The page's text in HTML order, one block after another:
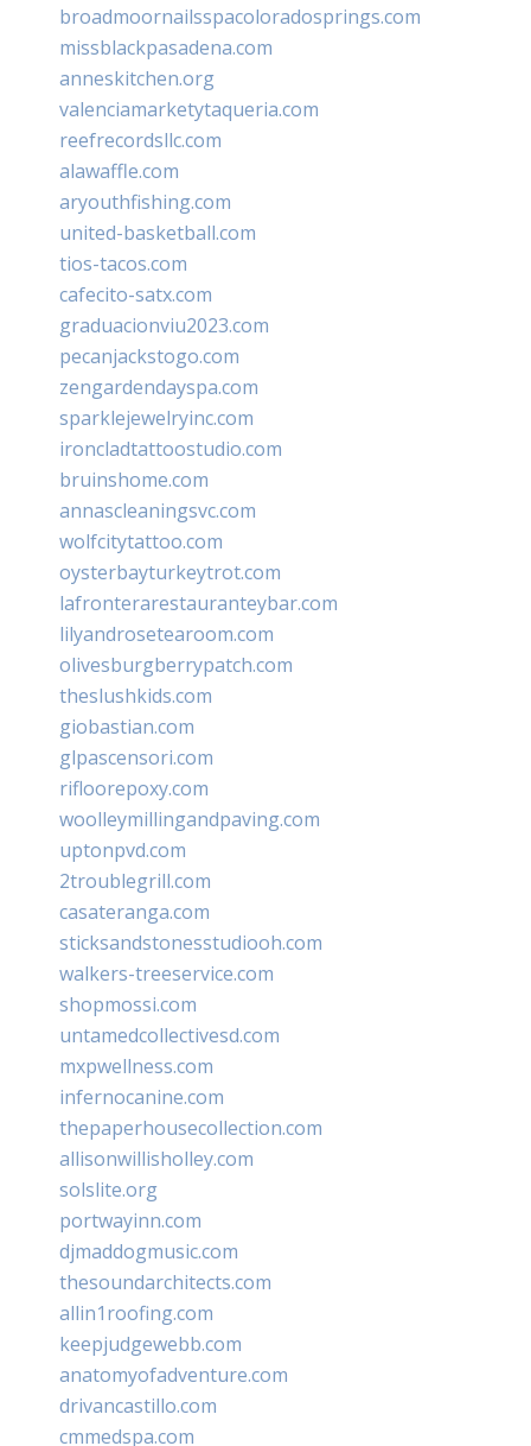
broadmoornailsspacoloradosprings.com
missblackpasadena.com
anneskitchen.org
valenciamarketytaqueria.com
reefrecordsllc.com
alawaffle.com
aryouthfishing.com
united-basketball.com
tios-tacos.com
cafecito-satx.com
graduacionviu2023.com
pecanjackstogo.com
zengardendayspa.com
sparklejewelryinc.com
ironcladtattoostudio.com
bruinshome.com
annascleaningsvc.com
wolfcitytattoo.com
oysterbayturkeytrot.com
lafronterarestauranteybar.com
lilyandrosetearoom.com
olivesburgberrypatch.com
theslushkids.com
giobastian.com
glpascensori.com
rifloorepoxy.com
woolleymillingandpaving.com
uptonpvd.com
2troublegrill.com
casateranga.com
sticksandstonesstudiooh.com
walkers-treeservice.com
shopmossi.com
untamedcollectivesd.com
mxpwellness.com
infernocanine.com
thepaperhousecollection.com
allisonwillisholley.com
solslite.org
portwayinn.com
djmaddogmusic.com
thesoundarchitects.com
allin1roofing.com
keepjudgewebb.com
anatomyofadventure.com
drivancastillo.com
cmmedspa.com